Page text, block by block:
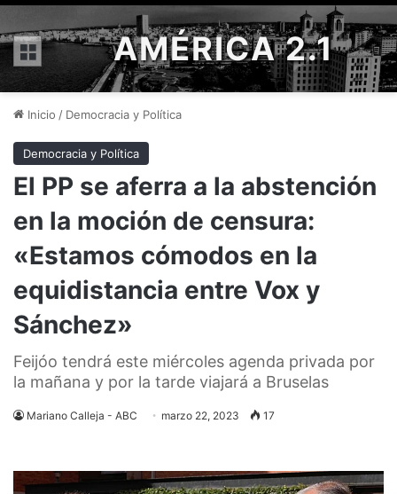
Menú AMÉRICA 2.1
Inicio / Democracia y Política
Democracia y Política
El PP se aferra a la abstención
en la moción de censura:
«Estamos cómodos en la
equidistancia entre Vox y
Sánchez»
Feijóo tendrá este miércoles agenda privada por
la mañana y por la tarde viajará a Bruselas
Mariano Calleja - ABC marzo 22, 2023 17